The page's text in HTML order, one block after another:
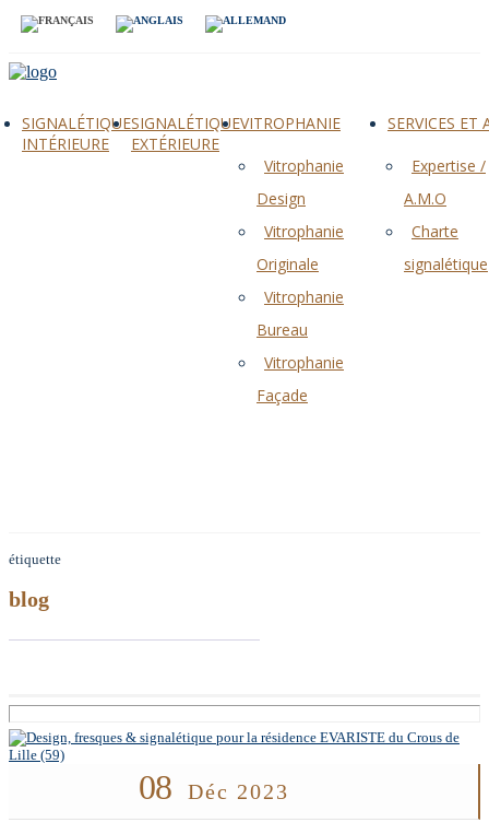
SIGNALÉTIQUE
INTÉRIEURE
SIGNALÉTIQUE
EXTÉRIEURE
VITROPHANIE
Vitrophanie
Design
Vitrophanie
Originale
Vitrophanie
Bureau
Vitrophanie
Façade
SERVICES ET
Expertise /
A.M.O
Charte
signalétique
étiquette
blog
08 Déc 2023